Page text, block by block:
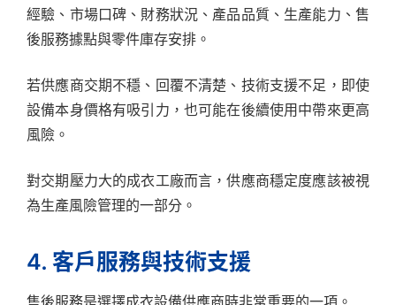
經驗、市場口碑、財務狀況、產品品質、生產能力、售
後服務據點與零件庫存安排。
若供應商交期不穩、回覆不清楚、技術支援不足，即使
設備本身價格有吸引力，也可能在後續使用中帶來更高
風險。
對交期壓力大的成衣工廠而言，供應商穩定度應該被視
為生產風險管理的一部分。
4. 客戶服務與技術支援